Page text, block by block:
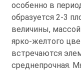
особенно в
образуется 2-3
величины, массой
ярко-желтого
встречаются
среднепрочная.